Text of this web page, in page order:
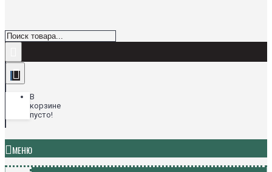
В
корзине
пусто!
МЕНЮ